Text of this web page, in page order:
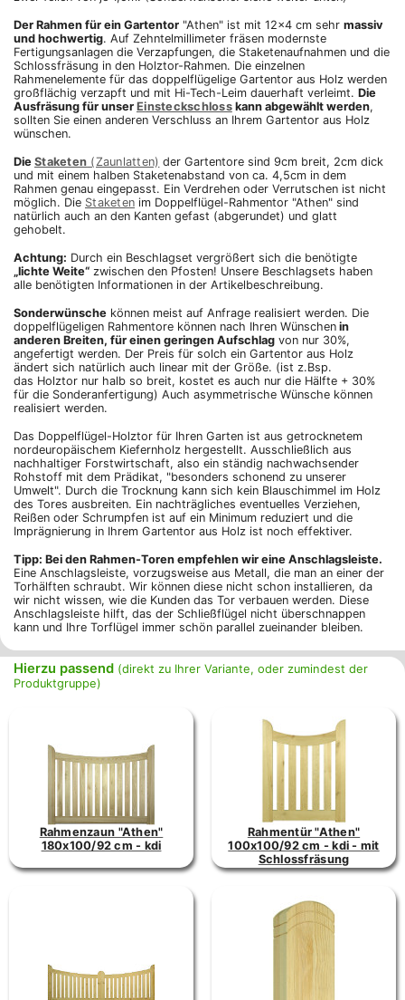
Der Rahmen für ein Gartentor "Athen" ist mit 12x4 cm sehr massiv
und hochwertig. Auf Zehntelmillimeter fräsen modernste
Fertigungsanlagen die Verzapfungen, die Staketenaufnahmen und die
Schlossfräsung in den Holztor-Rahmen. Die einzelnen
Rahmenelemente für das doppelflügelige Gartentor aus Holz werden
großflächig verzapft und mit Hi-Tech-Leim dauerhaft verleimt. Die
Ausfräsung für unser Einsteckschlosskann abgewählt werden,
sollten Sie einen anderen Verschluss an Ihrem Gartentor aus Holz
wünschen.
Die Staketen (Zaunlatten) der Gartentore sind 9cm breit, 2cm dick
und mit einem halben Staketenabstand von ca. 4,5cm in dem
Rahmen genau eingepasst. Ein Verdrehen oder Verrutschen ist nicht
möglich. Die Staketen im Doppelflügel-Rahmentor "Athen" sind
natürlich auch an den Kanten gefast (abgerundet) und glatt
gehobelt.
Achtung: Durch ein Beschlagset vergrößert sich die benötigte
„lichte Weite“ zwischen den Pfosten! Unsere Beschlagsets haben
alle benötigten Informationen in der Artikelbeschreibung.
Sonderwünsche können meist auf Anfrage realisiert werden. Die
doppelflügeligen Rahmentore können nach Ihren Wünschen in
anderen Breiten, für einen geringen Aufschlag von nur 30%,
angefertigt werden. Der Preis für solch ein Gartentor aus Holz
ändert sich natürlich auch linear mit der Größe. (ist z.Bsp.
das Holztor nur halb so breit, kostet es auch nur die Hälfte + 30%
für die Sonderanfertigung) Auch asymmetrische Wünsche können
realisiert werden.
Das Doppelflügel-Holztor für Ihren Garten ist aus getrocknetem
nordeuropäischem Kiefernholz hergestellt. Ausschließlich aus
nachhaltiger Forstwirtschaft, also ein ständig nachwachsender
Rohstoff mit dem Prädikat, "besonders schonend zu unserer
Umwelt". Durch die Trocknung kann sich kein Blauschimmel im Holz
des Tores ausbreiten. Ein nachträgliches eventuelles Verziehen,
Reißen oder Schrumpfen ist auf ein Minimum reduziert und die
Imprägnierung in Ihrem Gartentor aus Holz ist noch effektiver.
Tipp: Bei den Rahmen-Toren empfehlen wir eine Anschlagsleiste.
Eine Anschlagsleiste, vorzugsweise aus Metall, die man an einer der
Torhälften schraubt. Wir können diese nicht schon installieren, da
wir nicht wissen, wie die Kunden das Tor verbauen werden. Diese
Anschlagsleiste hilft, das der Schließflügel nicht überschnappen
kann und Ihre Torflügel immer schön parallel zueinander bleiben.
Hierzu passend (direkt zu Ihrer Variante, oder zumindest der
Produktgruppe)
Rahmenzaun "Athen"
180x100/92 cm - kdi
Rahmentür "Athen"
100x100/92 cm - kdi - mit
Schlossfräsung